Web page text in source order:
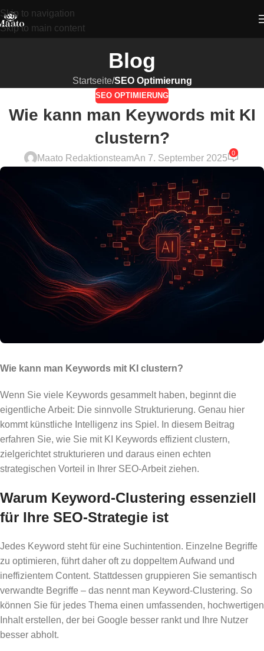
Skip to navigation
Skip to main content
Blog
Startseite/SEO Optimierung
SEO OPTIMIERUNG
Wie kann man Keywords mit KI
clustern?
Maato RedaktionsteamAn 7. September 2025
0
Wie kann man Keywords mit KI clustern?
Wenn Sie viele Keywords gesammelt haben, beginnt die
eigentliche Arbeit: Die sinnvolle Strukturierung. Genau hier
kommt künstliche Intelligenz ins Spiel. In diesem Beitrag
erfahren Sie, wie Sie mit KI Keywords effizient clustern,
zielgerichtet strukturieren und daraus einen echten
strategischen Vorteil in Ihrer SEO-Arbeit ziehen.
Warum Keyword-Clustering essenziell
für Ihre SEO-Strategie ist
Jedes Keyword steht für eine Suchintention. Einzelne Begriffe
zu optimieren, führt daher oft zu doppeltem Aufwand und
ineffizientem Content. Stattdessen gruppieren Sie semantisch
verwandte Begriffe – das nennt man Keyword-Clustering. So
können Sie für jedes Thema einen umfassenden, hochwertigen
Inhalt erstellen, der bei Google besser rankt und Ihre Nutzer
besser abholt.